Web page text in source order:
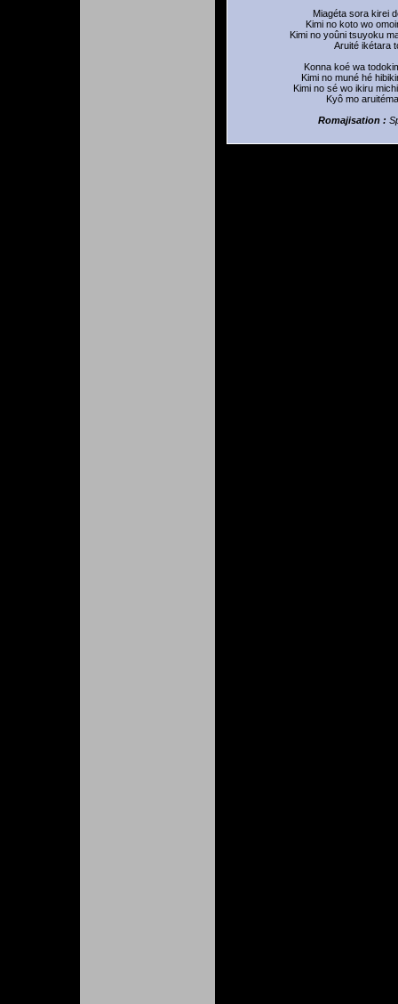
Miagéta sora kirei
Kimi no koto wo
Kimi no yoûni tsuyoku
Aruité ikétara
Konna koé wa
Kimi no muné hé
Kimi no sé wo ikiru
Kyô mo
Romajisation :